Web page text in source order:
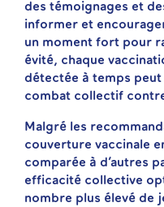
des témoignages et
informer et
un moment fort pour
évité, chaque
détectée à temps
combat collectif
Malgré les
couverture vaccinale
comparée à d’autres
efficacité collective
nombre plus élevé de